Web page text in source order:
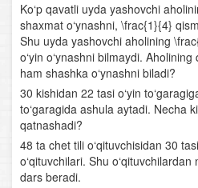
Parametrli kvadrat tenglamalar
Chiziqli tenglamalar sistemasi
Chiziqli va ikkinchi darajali
Ikkinchi va undan yuqori
Parametrli tenglamalar
Ko‘p qavatli uyda yashovchi
shaxmat o‘ynashni, \frac{1}{4}
Shu uyda yashovchi aholining
o‘yin o‘ynashni bilmaydi.
ham shashka o‘ynashni biladi?
30 kishidan 22 tasi o‘yin
to‘garagida ashula aytadi. Necha
qatnashadi?
48 ta chet tili o‘qituvchisidan 30
o‘qituvchilari. Shu
dars beradi.